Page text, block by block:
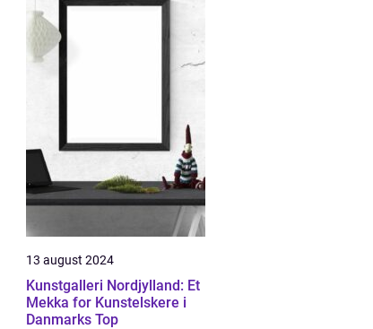
13 august 2024
Kunstgalleri Nordjylland: Et
Mekka for Kunstelskere i
Danmarks Top